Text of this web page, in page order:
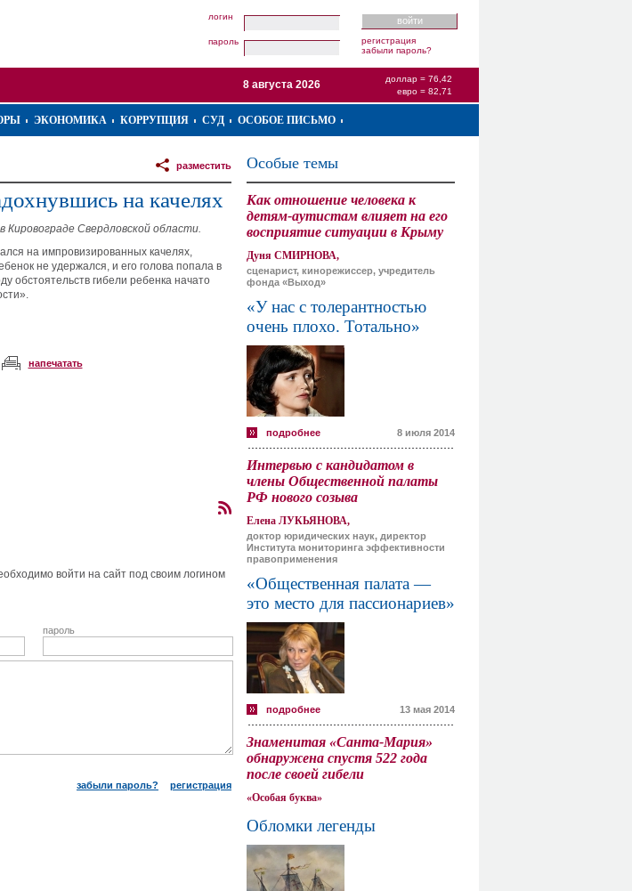
логин
пароль
регистрация
забыли пароль?
доллар = 76,42
евро = 82,71
8 августа 2026
ЭКОНОМИКА КОРРУПЦИЯ СУД ОСОБОЕ ПИСЬМО
разместить
на качелях
Кировограде Свердловской области.
на импровизированных качелях,
не удержался, и его голова попала в
обстоятельств гибели ребенка начато
напечатать
войти на сайт под своим логином
пароль
забыли пароль? регистрация
Особые темы
Как отношение человека к
детям-аутистам влияет на его
восприятие ситуации в Крыму
Дуня СМИРНОВА,
сценарист, кинорежиссер, учредитель
фонда «Выход»
«У нас с толерантностью
очень плохо. Тотально»
подробнее 8 июля 2014
Интервью с кандидатом в
члены Общественной палаты
РФ нового созыва
Елена ЛУКЬЯНОВА,
доктор юридических наук, директор
Института мониторинга эффективности
правоприменения
«Общественная палата —
это место для пассионариев»
подробнее 13 мая 2014
Знаменитая «Санта-Мария»
обнаружена спустя 522 года
после своей гибели
«Особая буква»
Обломки легенды